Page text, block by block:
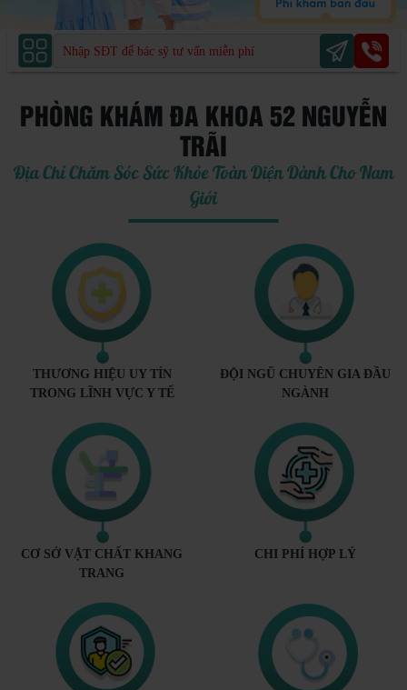
PHÒNG KHÁM ĐA KHOA 52 NGUYỄN
TRÃI
Địa Chỉ Chăm Sóc Sức Khỏe Toàn Diện Dành Cho Nam
Giới
THƯƠNG HIỆU UY TÍN
TRONG LĨNH VỰC Y TẾ
ĐỘI NGŨ CHUYÊN GIA ĐẦU
NGÀNH
CƠ SỞ VẬT CHẤT KHANG
TRANG
CHI PHÍ HỢP LÝ